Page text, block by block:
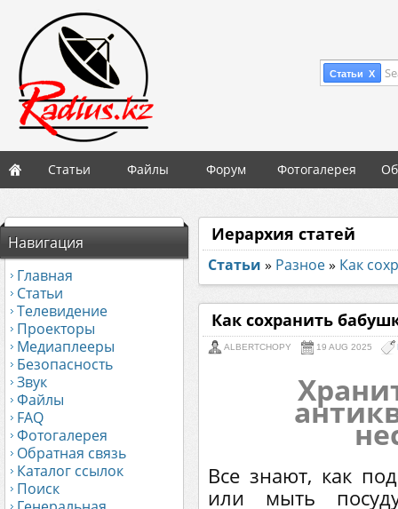
Статьи X
Статьи Файлы Форум Фотогалерея
Навигация
Главная
Статьи
Телевидение
Проекторы
Медиаплееры
Безопасность
Звук
Файлы
FAQ
Фотогалерея
Обратная связь
Каталог ссылок
Поиск
Иерархия статей
Статьи » Разное» Как
Как сохранить
ALBERTCHOPY 19 AUG 2025
Все знают, как
или мыть